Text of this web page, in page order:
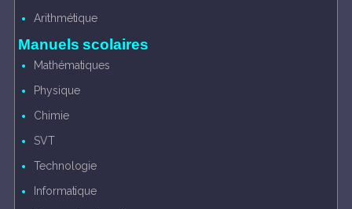
Arithmétique
Manuels scolaires
Mathématiques
Physique
Chimie
SVT
Technologie
Informatique